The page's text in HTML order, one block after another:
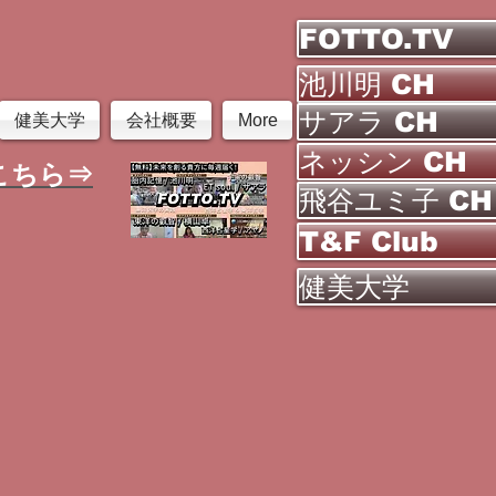
FOTTO.TV
池川明 CH
健美大学 会社概要 More
ちら⇒
サアラ CH
ネッシン CH
飛谷ユミ子 CH
T&F Club
健美大学